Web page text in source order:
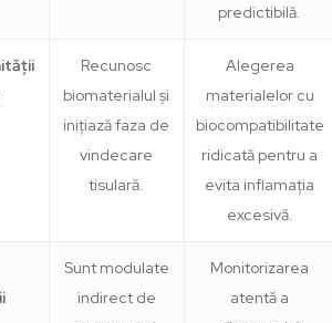
predictibilă.
Recunosc
biomaterialul și
inițiază faza de
vindecare
tisulară.
Alegerea
materialelor cu
biocompatibilitate
ridicată pentru a
evita inflamația
excesivă.
Sunt modulate
indirect de
Monitorizarea
atentă a